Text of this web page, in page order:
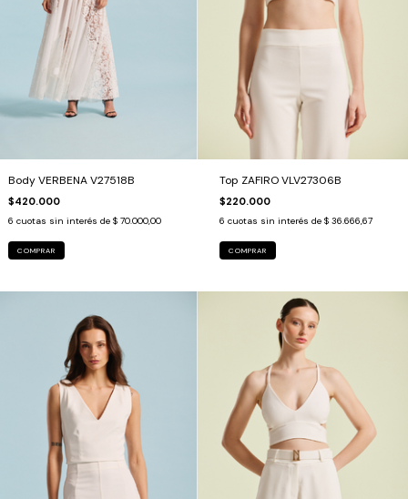
Body VERBENA V27518B
$420.000
6 cuotas sin interés de $ 70.000,00
COMPRAR
Top ZAFIRO VLV27306B
$220.000
6 cuotas sin interés de $ 36.666,67
COMPRAR